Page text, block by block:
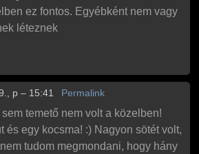
ez fontos. Egyébként nem vagy
léteznek
centi magas volt?üzenetére
p – 15:41 Permalink
temető nem volt a közelben!
és egy kocsma! :) Nagyon sötét volt,
tudom megmondani, hogy hány